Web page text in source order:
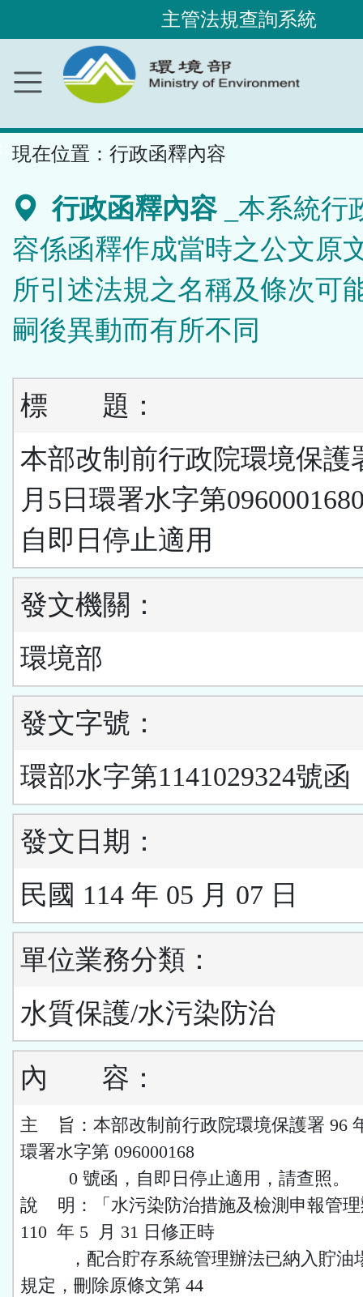
內
容
主管法規查詢系統
現在位置： 行政函釋內容
行政函釋內容
_本系統
容係函釋作成當時之公文原
所引述法規之名稱及條次可
嗣後異動而有所不同
標 題：
本部改制前行政院環境保護
月5日環署水字第
自即日停止適用
發文機關：
環境部
發文字號：
環部水字第1141029324號函
發文日期：
民國 114 年 05 月 07 日
單位業務分類：
水質保護/水污染防治
內 容：
主 旨：本部改制前行政院環境保護署 96
環署水字第 096000168
0 號函，自即日停止適用，請查照。
說 明：「水污染防治措施及檢測申報管
110 年 5 月 31 日修正時
，配合貯存系統管理辦法已納入貯油
規定，刪除原條文第 44